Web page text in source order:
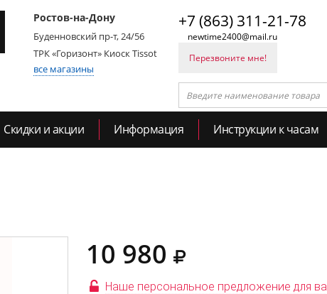
Ростов-на-Дону
Буденновский пр-т, 24/56
ТРК «Горизонт» Киоск Tissot
все магазины
+7 (863) 311-21-78
newtime2400@mail.ru
Перезвоните мне!
Скидки и акции Информация Инструкции к часам
10 980
Наше персональное предложение для